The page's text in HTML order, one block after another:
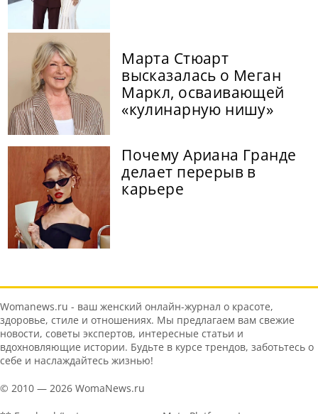
Марта Стюарт
высказалась о Меган
Маркл, осваивающей
«кулинарную нишу»
Почему Ариана Гранде
делает перерыв в
карьере
Womanews.ru - ваш женский онлайн-журнал о красоте,
здоровье, стиле и отношениях. Мы предлагаем вам свежие
новости, советы экспертов, интересные статьи и
вдохновляющие истории. Будьте в курсе трендов, заботьтесь о
себе и наслаждайтесь жизнью!
© 2010 — 2026 WomaNews.ru